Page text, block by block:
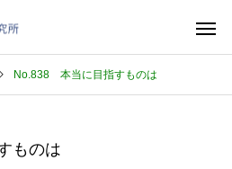
No.838 本当に目指すものは
ものは